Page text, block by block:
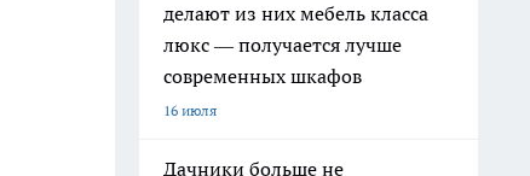
делают из них мебель класса
люкс — получается лучше
современных шкафов
16 июля
Дачники больше не